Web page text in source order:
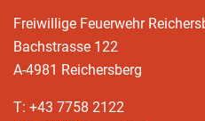
Freiwillige Feuerwehr
Bachstrasse 122
A-4981 Reichersberg
T: +43 7758 2122